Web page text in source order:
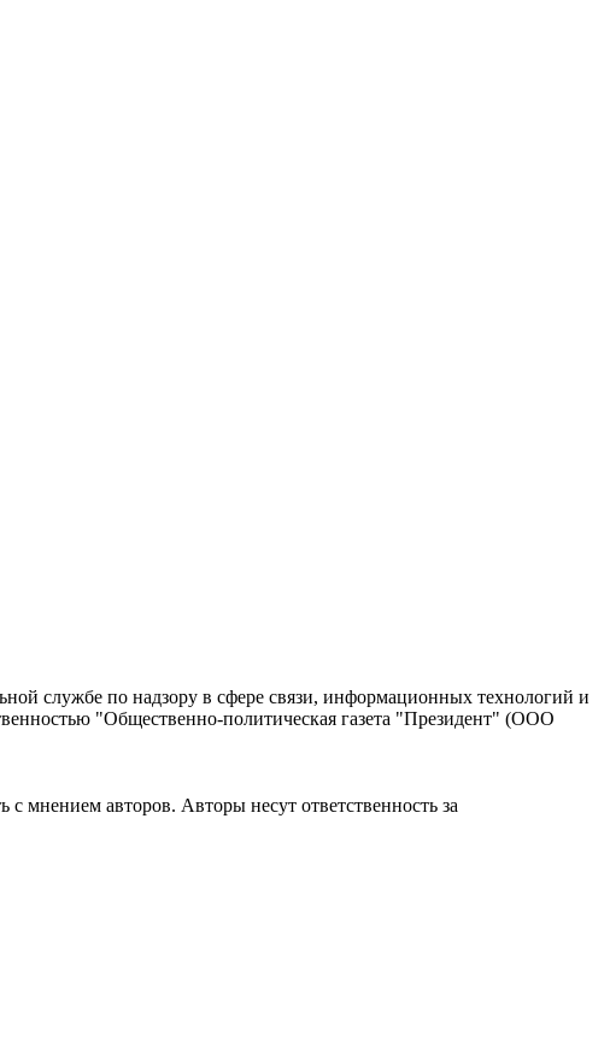
службе по надзору в сфере связи, информационных технологий и
"Общественно-политическая газета "Президент" (ООО
мнением авторов. Авторы несут ответственность за